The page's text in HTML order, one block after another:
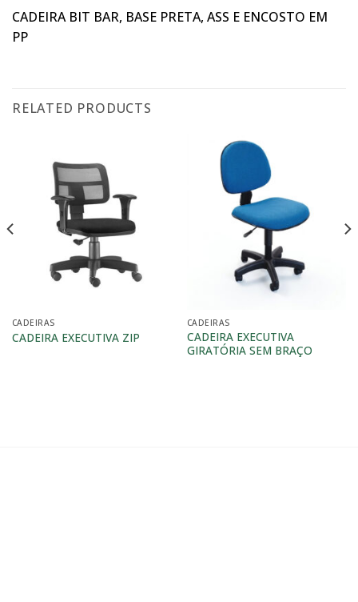
CADEIRA BIT BAR, BASE PRETA, ASS E ENCOSTO EM
PP
RELATED PRODUCTS
CADEIRAS
CADEIRA EXECUTIVA ZIP
CADEIRAS
CADEIRA EXECUTIVA
GIRATÓRIA SEM BRAÇO